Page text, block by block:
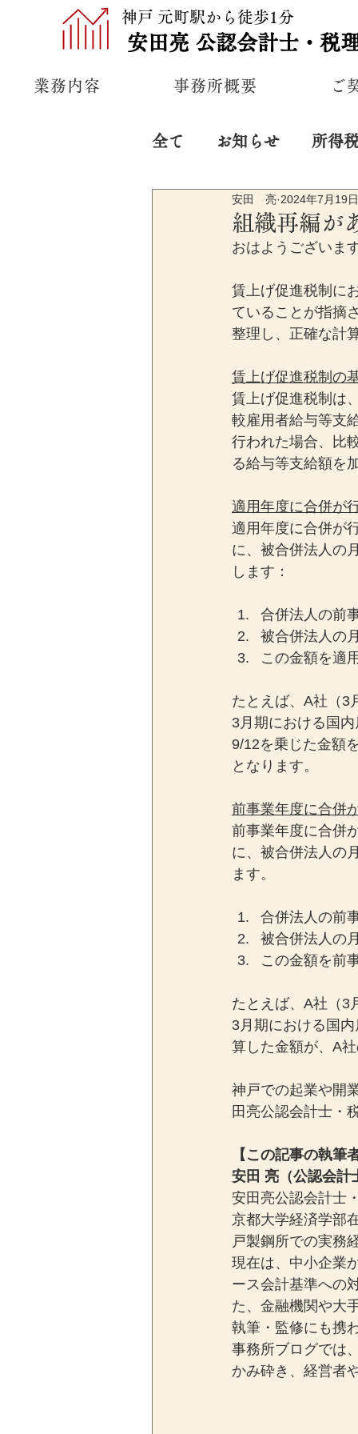
神戸 元町駅から徒歩1分
安田亮 公認会計士・税
業務内容 事務所概要 ご
全て お知らせ 所得
プライベート 経営
組織再編が
安田 亮 2024年7月19日
おはようございま
賃上げ促進税制に
ていることが指摘
整理し、正確な計
賃上げ促進税制の
賃上げ促進税制は
較雇用者給与等支
行われた場合、比
る給与等支給額を
適用年度に合併が
適用年度に合併が
に、被合併法人の
します：
合併法人の前
被合併法人の
この金額を適
たとえば、A社（3
3月期における国
9/12を乗じた金額
となります。
前事業年度に合併
前事業年度に合併
に、被合併法人の
ます。
合併法人の前
被合併法人の
この金額を前
たとえば、A社（3
3月期における国
算した金額が、A
神戸での起業や開
田亮公認会計士・
【この記事の執筆
安田 亮（公認会計
安田亮公認会計士
京都大学経済学部
戸製鋼所での実務
現在は、中小企業
ース会計基準への
た、金融機関や大
執筆・監修にも携
事務所ブログでは
かみ砕き、経営者